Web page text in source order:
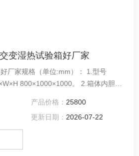
变湿热试验箱好厂家
家规格（单位:mm）： 1.型号
。 2.箱体内胆采
120mm。
产品价格： 25800
更新日期： 2026-07-22